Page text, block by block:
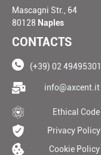
Mascagni Str., 64
80128 Naples
CONTACTS
(+39) 02 49495301
info@axcent.it
Ethical Code
Privacy Policy
__Cookie Policy